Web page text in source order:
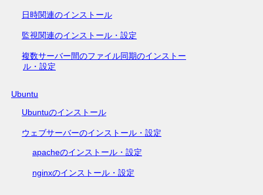
日時関連のインストール
監視関連のインストール・設定
複数サーバー間のファイル同期のインストー
ル・設定
Ubuntu
Ubuntuのインストール
ウェブサーバーのインストール・設定
apacheのインストール・設定
nginxのインストール・設定